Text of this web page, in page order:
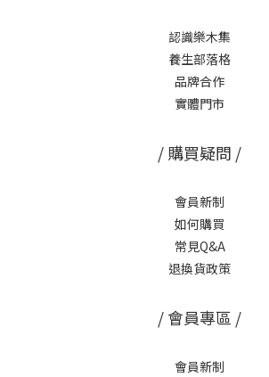
認識樂木集
養生部落格
品牌合作
實體門市
/ 購買疑問 /
會員新制
如何購買
常見Q&A
退換貨政策
/ 會員專區 /
會員新制